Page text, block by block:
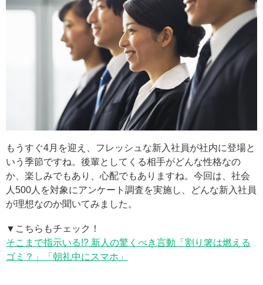
もうすぐ4月を迎え、フレッシュな新入社員が社内に登場と
いう季節ですね。後輩としてくる相手がどんな性格なの
か、楽しみでもあり、心配でもありますね。今回は、社会
人500人を対象にアンケート調査を実施し、どんな新入社員
が理想なのか聞いてみました。
▼こちらもチェック！
そこまで指示いる!? 新人の驚くべき言動「割り箸は燃える
ゴミ？」「朝礼中にスマホ」